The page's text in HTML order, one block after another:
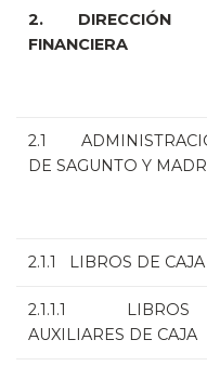
2. DIRECCIÓN
FINANCIERA
2.1
DE SAGUNTO Y
2.1.1 LIBROS DE CAJA
2.1.1.1 LIBROS
AUXILIARES DE CAJA